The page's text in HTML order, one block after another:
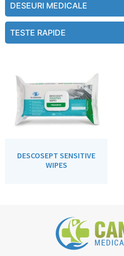
DESEURI MEDICALE
TESTE RAPIDE
DESCOSEPT SENSITIVE
WIPES